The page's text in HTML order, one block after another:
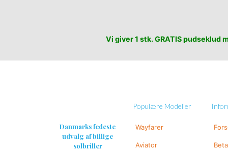
Vi giver 1 stk. GRATIS
Danmarks fedeste
udvalg af billige
solbriller
Populære Modeller
Wayfarer
Aviator